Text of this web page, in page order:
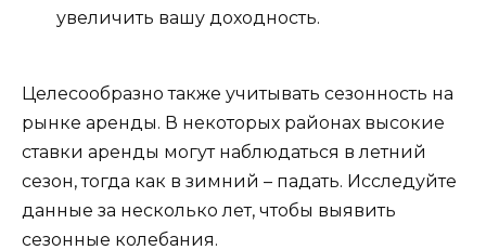
увеличить вашу доходность.
Целесообразно также учитывать сезонность на
рынке аренды. В некоторых районах высокие
ставки аренды могут наблюдаться в летний
сезон, тогда как в зимний – падать. Исследуйте
данные за несколько лет, чтобы выявить
сезонные колебания.